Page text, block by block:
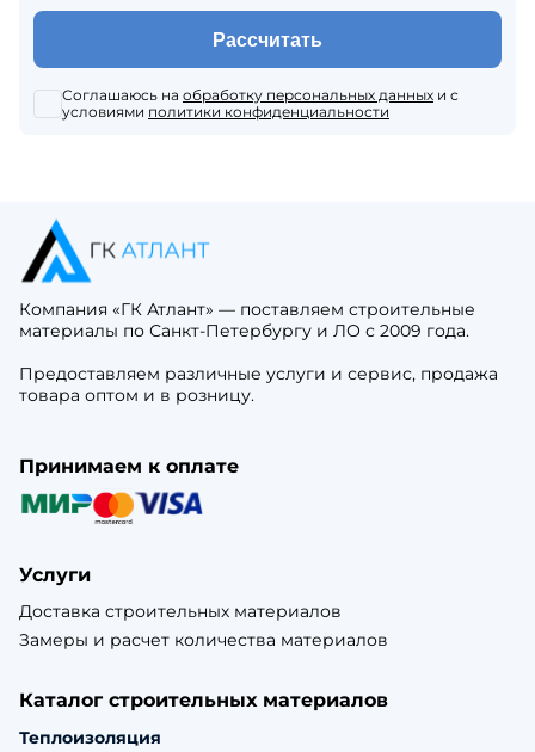
Рассчитать
Соглашаюсь на обработку персональных данных и с
условиями политики конфиденциальности
Компания «ГК Атлант» — поставляем строительные
материалы по Санкт-Петербургу и ЛО с 2009 года.
Предоставляем различные услуги и сервис, продажа
товара оптом и в розницу.
Принимаем к оплате
Услуги
Доставка строительных материалов
Замеры и расчет количества материалов
Каталог строительных материалов
Теплоизоляция